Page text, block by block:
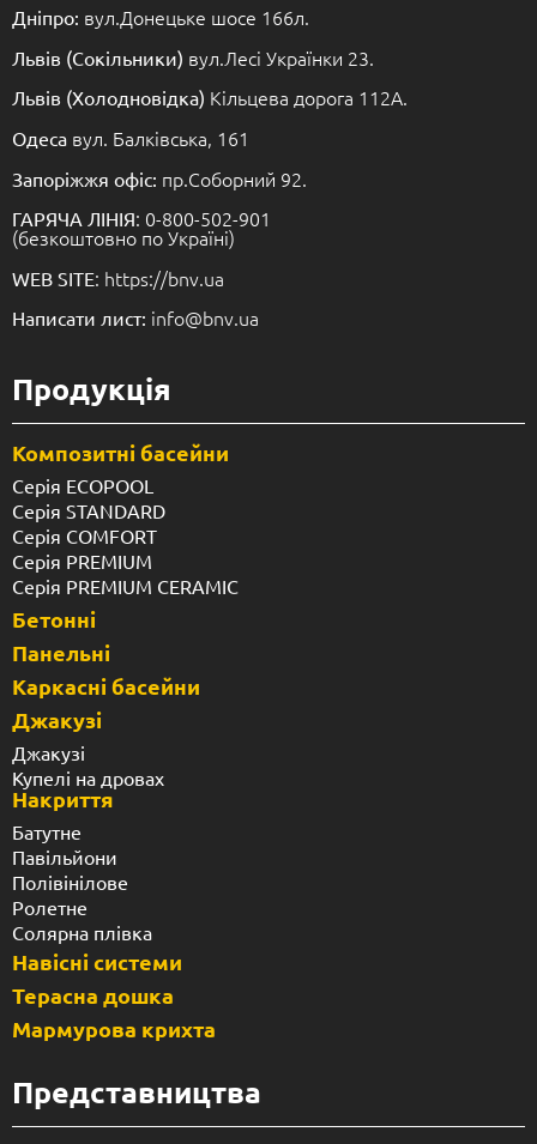
Дніпро: вул.Донецьке шосе 166л.
Львів (Сокільники) вул.Лесі Українки 23.
Львів (Холодновідка) Кільцева дорога 112А.
Одеса вул. Балківська, 161
Запоріжжя офіс: пр.Соборний 92.
ГАРЯЧА ЛІНІЯ: 0-800-502-901
(безкоштовно по Україні)
WEB SITE: https://bnv.ua
Написати лист: info@bnv.ua
Продукція
Композитні басейни
Серія ECOPOOL
Серія STANDARD
Серія COMFORT
Серія PREMIUM
Серія PREMIUM CERAMIC
Бетонні
Панельні
Каркасні басейни
Джакузі
Джакузі
Купелі на дровах
Накриття
Батутне
Павільйони
Полівінілове
Ролетне
Солярна плівка
Навісні системи
Терасна дошка
Мармурова крихта
Представництва